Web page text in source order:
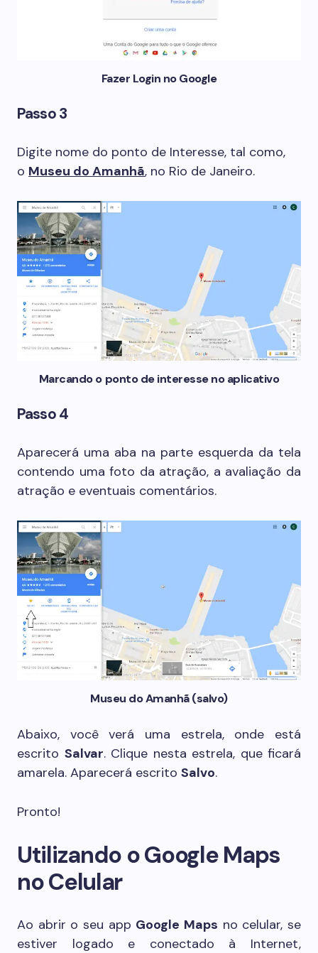
Fazer Login no Google
Passo 3
Digite nome do ponto de Interesse, tal como,
o Museu do Amanhã, no Rio de Janeiro.
Marcando o ponto de interesse no aplicativo
Passo 4
Aparecerá uma aba na parte esquerda da tela
contendo uma foto da atração, a avaliação da
atração e eventuais comentários.
Museu do Amanhã (salvo)
Abaixo, você verá uma estrela, onde está
escrito Salvar. Clique nesta estrela, que ficará
amarela. Aparecerá escrito Salvo.
Pronto!
Utilizando o Google Maps
no Celular
Ao abrir o seu app Google Maps no celular, se
estiver logado e conectado à Internet,